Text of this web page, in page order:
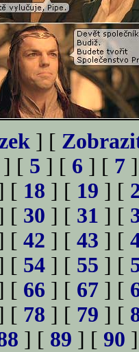
] [
] [ 5 ] [ 6 ] [ 7
[ 18 ] [ 19 ] [
[ 30 ] [ 31 ] [
[ 42 ] [ 43 ] [
[ 54 ] [ 55 ] [
[ 66 ] [ 67 ] [
[ 78 ] [ 79 ] [
] [ 89 ] [ 90